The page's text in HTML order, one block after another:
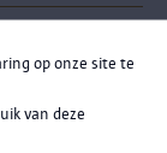
op onze site te
van deze